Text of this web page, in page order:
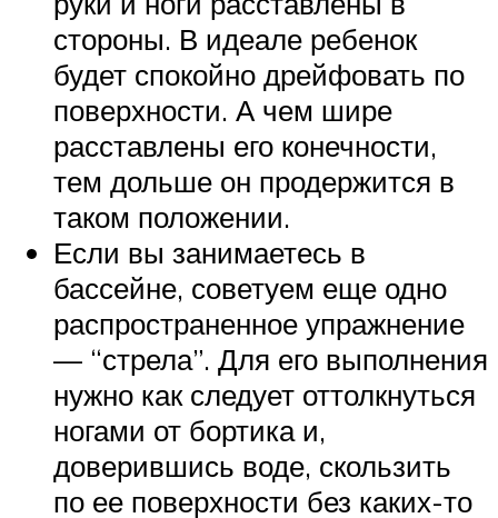
стороны. В идеале ребенок
будет спокойно дрейфовать по
поверхности. А чем шире
расставлены его конечности,
тем дольше он продержится в
таком положении.
Если вы занимаетесь в
бассейне, советуем еще одно
распространенное упражнение
— “стрела”. Для его выполнения
нужно как следует оттолкнуться
ногами от бортика и,
доверившись воде, скользить
по ее поверхности без каких-то